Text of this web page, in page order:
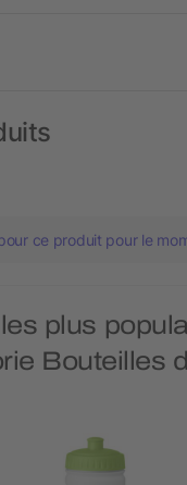
ce produit pour le
plus
Bouteilles